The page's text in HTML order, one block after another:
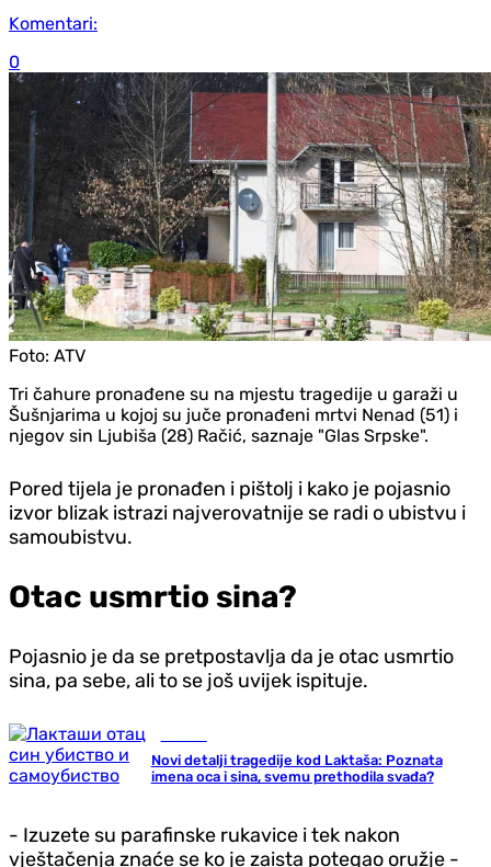
Komentari:
0
Foto: ATV
Tri čahure pronađene su na mjestu tragedije u garaži u
Šušnjarima u kojoj su juče pronađeni mrtvi Nenad (51) i
njegov sin Ljubiša (28) Račić, saznaje "Glas Srpske".
Pored tijela je pronađen i pištolj i kako je pojasnio
izvor blizak istrazi najverovatnije se radi o ubistvu i
samoubistvu.
Otac usmrtio sina?
Pojasnio je da se pretpostavlja da je otac usmrtio
sina, pa sebe, ali to se još uvijek ispituje.
Novi detalji tragedije kod Laktaša: Poznata
imena oca i sina, svemu prethodila svađa?
- Izuzete su parafinske rukavice i tek nakon
vještačenja znaće se ko je zaista potegao oružje -